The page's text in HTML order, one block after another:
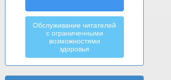
Обслуживание читателей
с ограниченными
возможностями
здоровья